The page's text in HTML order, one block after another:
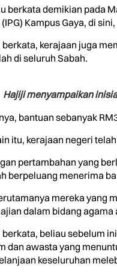
berkata demikian pada
Kampus Gaya, di
berkata, kerajaan juga
di seluruh Sabah.
Hajiji menyampaikan
bantuan sebanyak
itu, kerajaan negeri
pertambahan yang
berpeluang menerima
mereka yang
dalam bidang agama
berkata, beliau sebelum
dan awasta yang
keseluruhan